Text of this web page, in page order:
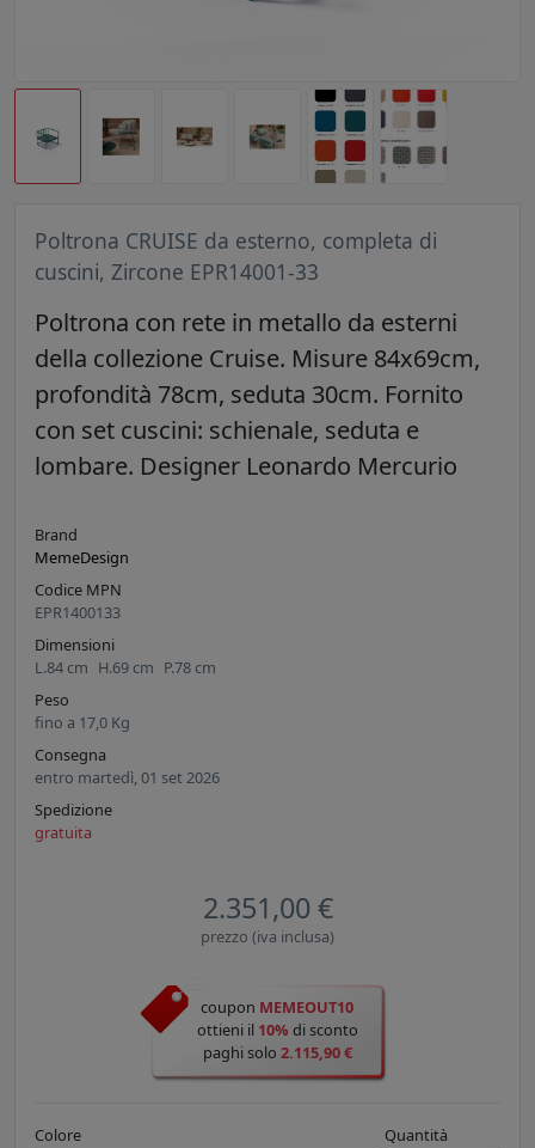
Poltrona CRUISE da esterno, completa di
cuscini, Zircone EPR14001-33
Poltrona con rete in metallo da esterni
della collezione Cruise. Misure 84x69cm,
profondità 78cm, seduta 30cm. Fornito
con set cuscini: schienale, seduta e
lombare. Designer Leonardo Mercurio
Brand
MemeDesign
Codice MPN
EPR1400133
Dimensioni
L.84 cm H.69 cm P.78 cm
Peso
fino a 17,0 Kg
Consegna
entro martedì, 01 set 2026
Spedizione
gratuita
2.351,00 €
prezzo (iva inclusa)
coupon MEMEOUT10
ottieni il 10% di sconto
paghi solo 2.115,90 €
Colore Quantità